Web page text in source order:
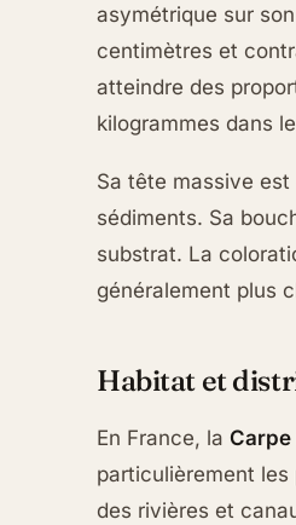
asymétrique sur
centimètres et
atteindre des
kilogrammes dans
Sa tête massive est
sédiments. Sa
substrat. La
généralement plus
Habitat et
En France, la Carpe
particulièrement les
des rivières et